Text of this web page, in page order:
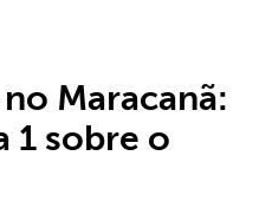
Maracanã:
1 sobre o